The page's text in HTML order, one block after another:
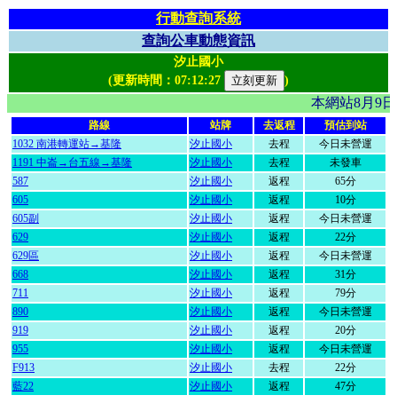
行動查詢系統
查詢公車動態資訊
汐止國小
(更新時間： 07:12:27 )
本網站8月9
路線 站牌 去返程
預估到站
1032 南港轉運站→基隆
汐止國小 去程
今日未營運
1191 中崙→台五線→基隆
汐止國小 去程
未發車
587
汐止國小 返程
65分
605
汐止國小 返程
10分
605副
汐止國小 返程
今日未營運
629
汐止國小 返程
22分
629區
汐止國小 返程
今日未營運
668
汐止國小 返程
31分
711
汐止國小 返程
79分
890
汐止國小 返程
今日未營運
919
汐止國小 返程
20分
955
汐止國小 返程
今日未營運
F913
汐止國小 去程
22分
藍22
汐止國小 返程 47分